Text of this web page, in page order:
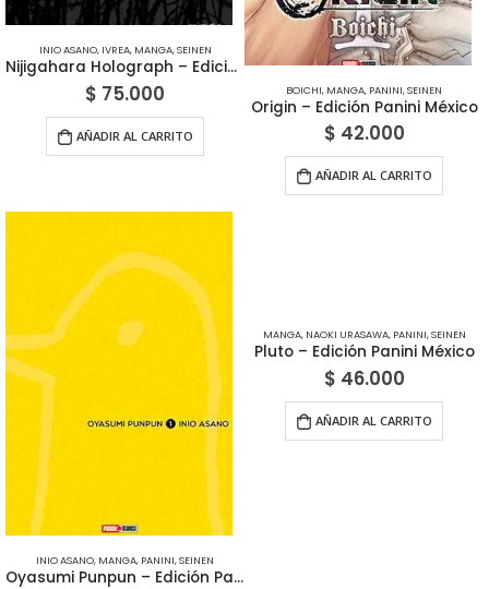
INIO ASANO, IVREA, MANGA,SEINEN
Nijigahara Holograph – Edición Ivrea Argentina
$ 75.000
AÑADIR AL CARRITO
BOICHI, MANGA, PANINI,SEINEN
Origin – Edición Panini México
$ 42.000
AÑADIR AL CARRITO
INIO ASANO, MANGA, PANINI,SEINEN
Oyasumi Punpun – Edición Panini México
MANGA, NAOKI URASAWA, PANINI,SEINEN
Pluto – Edición Panini México
$ 46.000
AÑADIR AL CARRITO